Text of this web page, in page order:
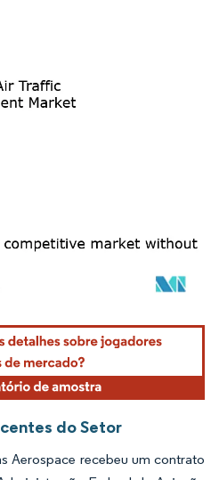
requer atribuição conforme CC BY 4.0.
do Setor
Aerospace recebeu um contrato